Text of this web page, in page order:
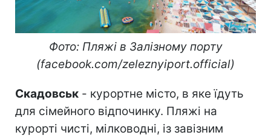
Фото: Пляжі в Залізному порту
(facebook.com/zeleznyiport.official)
Скадовськ - курортне місто, в яке їдуть
для сімейного відпочинку. Пляжі на
курорті чисті, мілководні, із завізним